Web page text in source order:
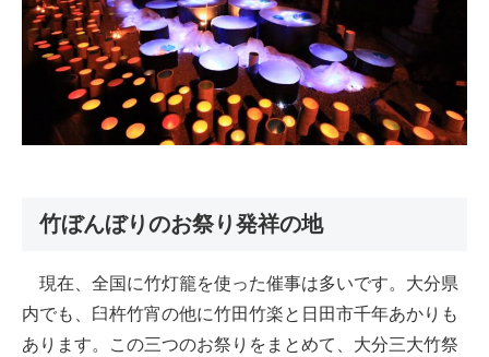
竹ぼんぼりのお祭り発祥の地
現在、全国に竹灯籠を使った催事は多いです。大分県
内でも、臼杵竹宵の他に竹田竹楽と日田市千年あかりも
あります。この三つのお祭りをまとめて、大分三大竹祭